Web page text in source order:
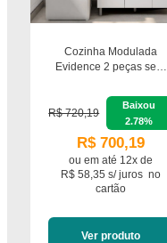
Cozinha Modulada
Evidence 2 peças sem
R$ 720,19
Baixou
2.78%
R$ 700,19
ou ematé 12x de
R$ 58,35 s/ juros no
cartão
Ver produto